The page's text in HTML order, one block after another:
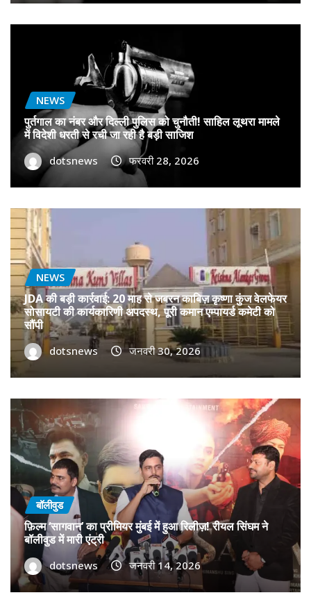
NEWS
पुर्तगाल का नंबर और दिल्ली पुलिस को चुनौती! साहिल लूथरा मामले
में विदेशी धरती से रची जा रही है बड़ी साजिश
dotsnews फरवरी 28, 2026
NEWS
JDA की बड़ी कार्रवाई: 20 माह से जबरन काबिज़ कृष्णा कुंज वेलफेयर
सोसायटी की कार्यकारिणी अपदस्थ, पूरी कमान एम्पायर्ड कमेटी को
सौंपी
dotsnews जनवरी 30, 2026
बॉलीवुड
फ़िल्म ‘सागवान’ का प्रीमियर मुंबई में हुआ रिलीज़! रीयल सिंघम ने
बॉलीवुड में मारी एंट्री
dotsnews जनवरी 14, 2026